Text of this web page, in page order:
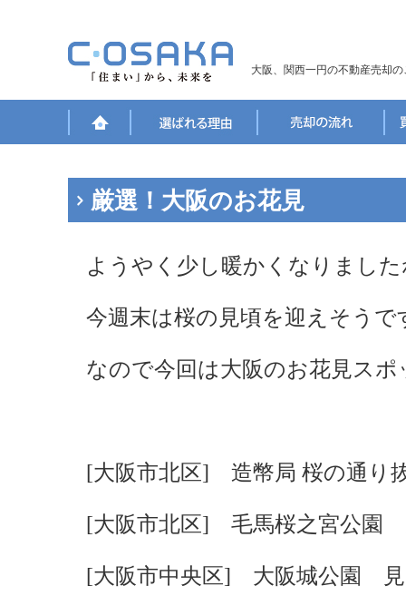
大阪、関西一円の不動産売却
厳選！大阪のお花見
ようやく少し暖かくなりまし
今週末は桜の見頃を迎えそうで
なので今回は大阪のお花見ス
[大阪市北区] 造幣局 桜の通り
[大阪市北区] 毛馬桜之宮公園
[大阪市中央区] 大阪城公園 見